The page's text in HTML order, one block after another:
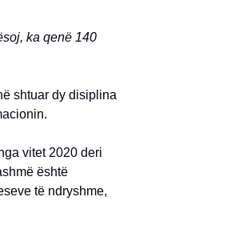
ka qenë 140
shtuar dy disiplina
vitet 2020 deri
është
të ndryshme,